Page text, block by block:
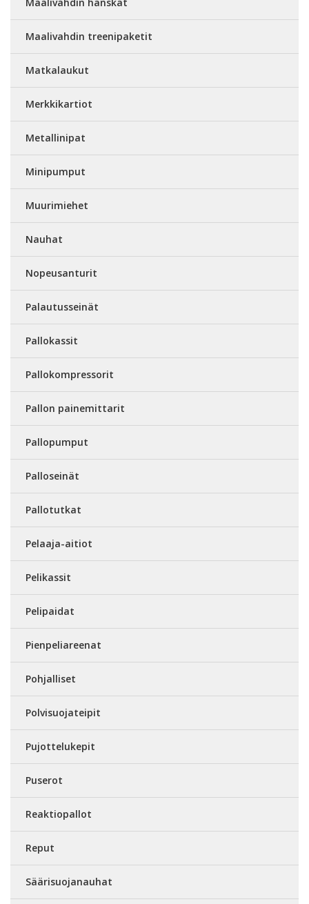
Maalivahdin hanskat
Maalivahdin treenipaketit
Matkalaukut
Merkkikartiot
Metallinipat
Minipumput
Muurimiehet
Nauhat
Nopeusanturit
Palautusseinät
Pallokassit
Pallokompressorit
Pallon painemittarit
Pallopumput
Palloseinät
Pallotutkat
Pelaaja-aitiot
Pelikassit
Pelipaidat
Pienpeliareenat
Pohjalliset
Polvisuojateipit
Pujottelukepit
Puserot
Reaktiopallot
Reput
Säärisuojanauhat